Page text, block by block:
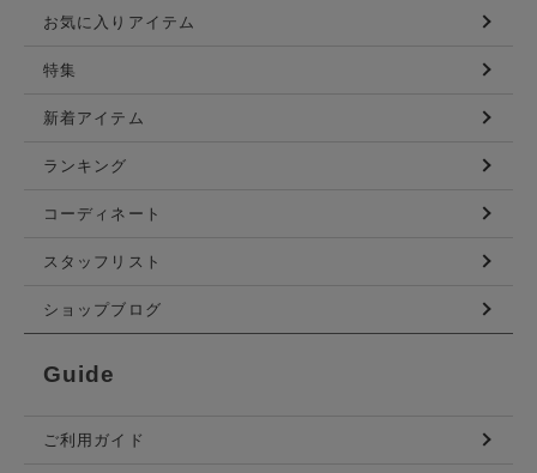
お気に入りアイテム
特集
新着アイテム
ランキング
コーディネート
スタッフリスト
ショップブログ
Guide
ご利用ガイド